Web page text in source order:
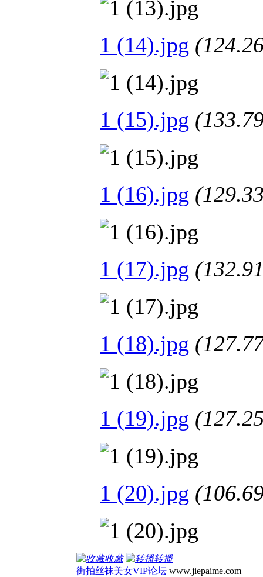
1 (14).jpg
1 (15).jpg
1 (16).jpg
1 (17).jpg
1 (18).jpg
1 (19).jpg
1 (20).jpg
收藏
转播
街拍丝袜美女VIP论坛 www.jiepaime.com